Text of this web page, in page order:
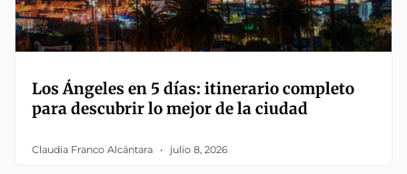
Los Ángeles en 5 días: itinerario completo
para descubrir lo mejor de la ciudad
Claudia Franco Alcántara julio 8, 2026